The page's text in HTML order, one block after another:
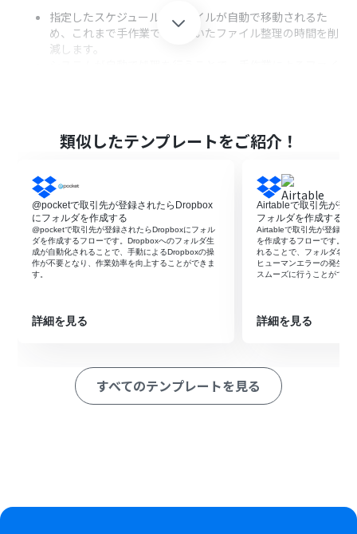
指定したスケジュールでファイルが自動で移動されるた
め、これまで手作業で行っていたファイル整理の時間を削
減します。
はじめに、DropboxをYoomと連携します。
たスケジュールになったら」というアクションで実行した
い日時を設定します。
続いて、Dropboxの「フォルダ内のファイル一覧を取
得」アクションを設定し、整理対象のファイルが格納され
ているフォルダを指定します。
次に、ファイルが存在する場合のみ後続の処理を実行す
るよう「分岐機能」を設定します。
先フォルダを指定します。
■このワークフローのカスタムポイント
ることが可能です。
類似したテンプレートをご紹介！
@pocketで取引先が登録されたらDropbox
にフォルダを作成する
@pocketで取引先が登録されたらDropboxにフォル
ダを作成するフローです。Dropboxへのフォルダ生
成が自動化されることで、手動によるDropboxの操
作が不要となり、作業効率を向上することができま
す。
詳細を見る
Airtableで取引先が登
フォルダを作成する
Airtableで取引先が登録さ
を作成するフローです。フ
れることで、フォルダ名の
ヒューマンエラーの発生を
スムーズに行うことができ
詳細を見る
すべてのテンプレートを見る